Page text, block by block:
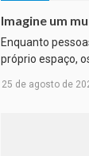
Imagine um
Enquanto
próprio espaço,
25 de agosto de